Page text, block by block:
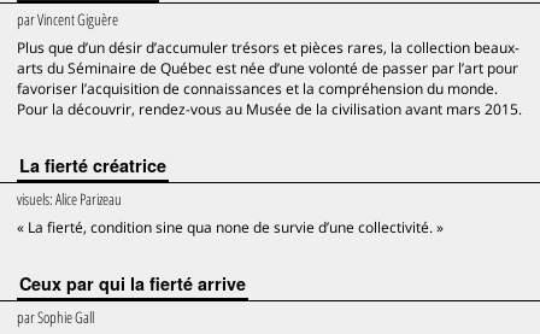
parVincent Giguère
Plus que d’un désir d’accumuler trésors et pièces rares, la collection beaux-
arts du Séminaire de Québec est née d’une volonté de passer par l’art pour
favoriser l’acquisition de connaissances et la compréhension du monde.
Pour la découvrir, rendez-vous au Musée de la civilisation avant mars 2015.
La fierté créatrice
visuels:Alice Parizeau
« La fierté, condition sine qua none de survie d’une collectivité. »
Ceux par qui la fierté arrive
parSophie Gall